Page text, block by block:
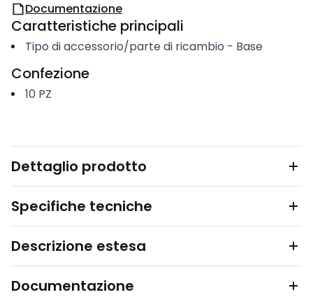
Documentazione
Caratteristiche principali
Tipo di accessorio/parte di ricambio - Base
Confezione
10 PZ
Dettaglio prodotto
Specifiche tecniche
Descrizione estesa
Documentazione